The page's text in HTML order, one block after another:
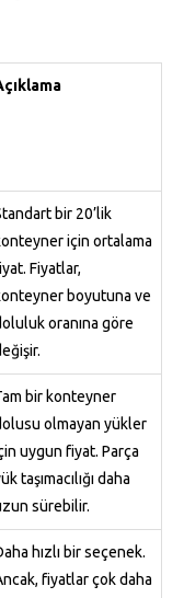
bir 20’lik
için ortalama
Fiyatlar,
boyutuna ve
oranına göre
bir konteyner
olmayan yükler
uygun fiyat. Parça
taşımacılığı daha
sürebilir.
hızlı bir seçenek.
fiyatlar çok daha